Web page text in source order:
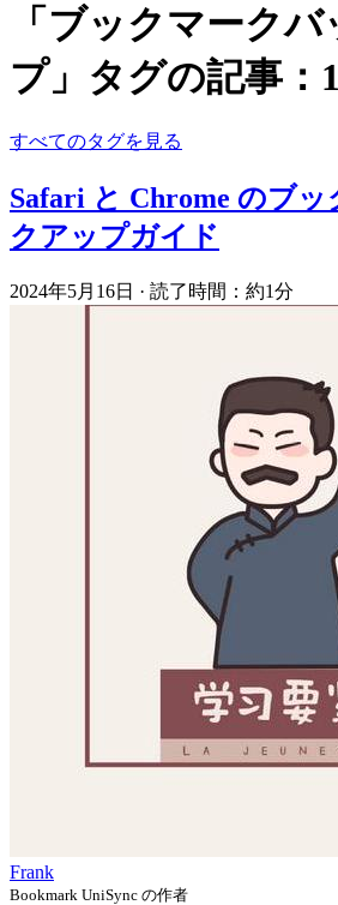
「ブックマーク
プ」タグの記事：
すべてのタグを見る
Safari と Chrome のブッ
クアップガイド
2024年5月16日 · 読了時間：約1分
Frank
Bookmark UniSync の作者